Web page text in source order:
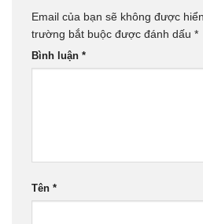
Email của bạn sẽ không được
trường bắt buộc được đánh dấu *
Bình luận *
Tên *